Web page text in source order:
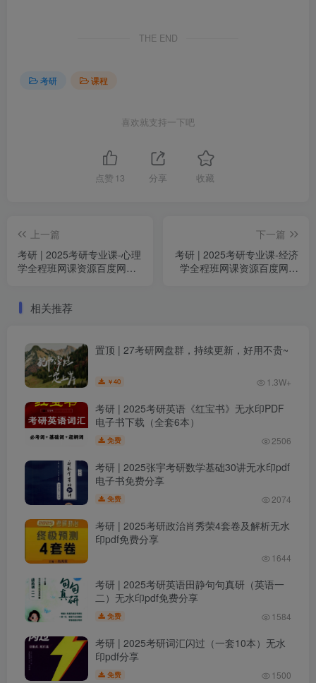
THE END
考研 课程
喜欢就支持一下吧
点赞 13 分享 收藏
上一篇
考研 | 2025考研专业课-心理
学全程班网课资源百度网盘
下一篇
考研 | 2025考研专业课-经济
学全程班网课资源百度网盘
相关推荐
置顶 | 27考研网盘群，持续更新，好用不贵~
￥40 1.3W+
考研 | 2025考研英语《红宝书》无水印PDF
电子书下载（全套6本）
免费 2506
考研 | 2025张宇考研数学基础30讲无水印pdf
电子书免费分享
免费 2074
考研 | 2025考研政治肖秀荣4套卷及解析无水
印pdf免费分享
1644
考研 | 2025考研英语田静句句真研（英语一
二）无水印pdf免费分享
免费 1584
考研 | 2025考研词汇闪过（一套10本）无水
印pdf分享
免费 1500